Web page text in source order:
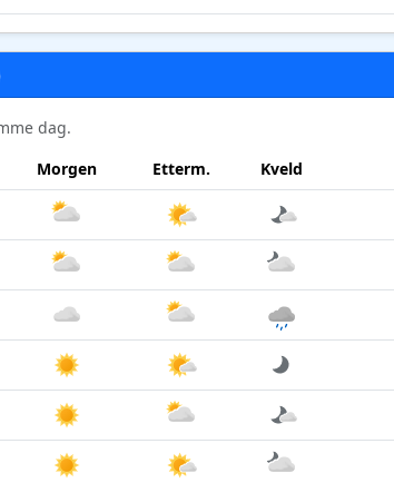
dag.
Morgen Etterm. Kveld